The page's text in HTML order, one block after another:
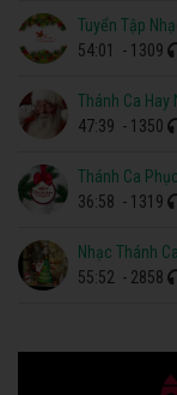
Tuyển Tập
54:01
- 1309
Thánh Ca Hay
47:39 - 1350
Thánh Ca
36:58 - 1319
Nhạc Thánh
55:52 - 2858